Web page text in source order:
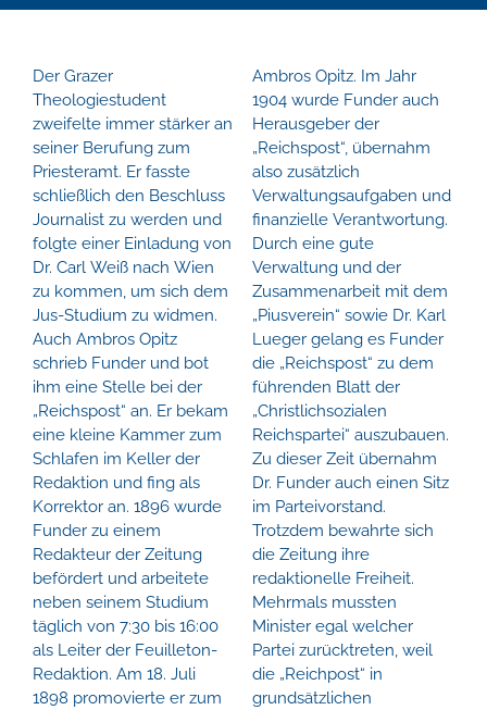
Der Grazer
Theologiestudent
zweifelte immer stärker an
seiner Berufung zum
Priesteramt. Er fasste
schließlich den Beschluss
Journalist zu werden und
folgte einer Einladung von
Dr. Carl Weiß nach Wien
zu kommen, um sich dem
Jus-Studium zu widmen.
Auch Ambros Opitz
schrieb Funder und bot
ihm eine Stelle bei der
„Reichspost“ an. Er bekam
eine kleine Kammer zum
Schlafen im Keller der
Redaktion und fing als
Korrektor an. 1896 wurde
Funder zu einem
Redakteur der Zeitung
befördert und arbeitete
neben seinem Studium
täglich von 7:30 bis 16:00
als Leiter der Feuilleton-
Redaktion. Am 18. Juli
1898 promovierte er zum
Ambros Opitz. Im Jahr
1904 wurde Funder auch
Herausgeber der
„Reichspost“, übernahm
also zusätzlich
Verwaltungsaufgaben und
finanzielle Verantwortung.
Durch eine gute
Verwaltung und der
Zusammenarbeit mit dem
„Piusverein“ sowie Dr. Karl
Lueger gelang es Funder
die „Reichspost“ zu dem
führenden Blatt der
„Christlichsozialen
Reichspartei“ auszubauen.
Zu dieser Zeit übernahm
Dr. Funder auch einen Sitz
im Parteivorstand.
Trotzdem bewahrte sich
die Zeitung ihre
redaktionelle Freiheit.
Mehrmals mussten
Minister egal welcher
Partei zurücktreten, weil
die „Reichpost“ in
grundsätzlichen